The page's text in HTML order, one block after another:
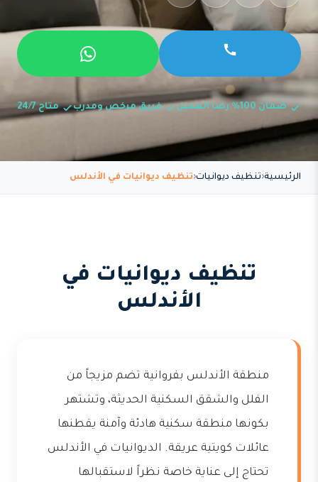
ضمان 100% رضا العميل فريق مرخص ومدرب متاح 24/7
الرئيسية تنظيف ديوانيات تنظيف ديوانيات في الأندلس
تنظيف ديوانيات في
الأندلس
منطقة الأندلس بفروانية تضم مزيجاً من
الفلل والشقق السكنية الحديثة، وتشتهر
بكونها منطقة سكنية هادئة وآمنة يقطنها
عائلات كويتية عريقة. الديوانيات في الأندلس
تحتاج إلى عناية خاصة نظراً لاستقبالها